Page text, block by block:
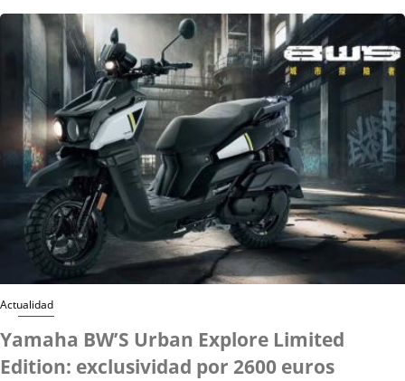
Actualidad
Yamaha BW’S Urban Explore Limited
Edition: exclusividad por 2600 euros